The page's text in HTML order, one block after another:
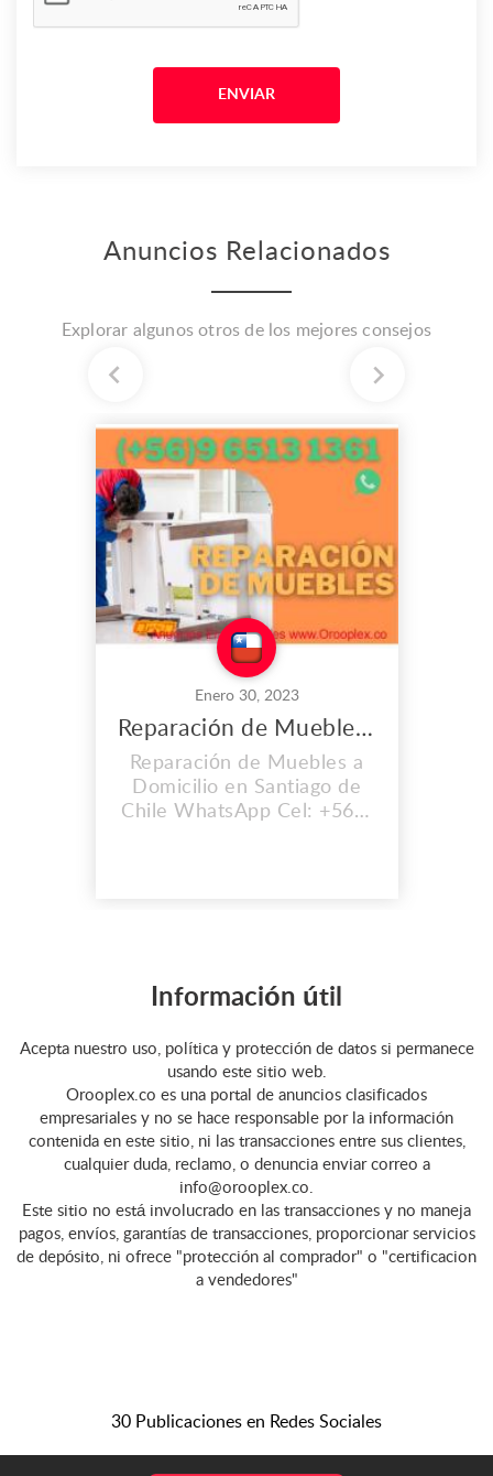
Anuncios Relacionados
Explorar algunos otros de los mejores consejos
Enero 30, 2023
Reparación de Muebles a Domicilio en Santiago de Chile
Reparación de Muebles a
Domicilio en Santiago de
Chile WhatsApp Cel: +56 9
madera Reparación de
muebles de Bares en
Madera Reparación de C...
Información útil
Acepta nuestro uso, política y protección de datos si permanece
usando este sitio web.
Orooplex.co es una portal de anuncios clasificados
empresariales y no se hace responsable por la información
contenida en este sitio, ni las transacciones entre sus clientes,
cualquier duda, reclamo, o denuncia enviar correo a
info@orooplex.co.
Este sitio no está involucrado en las transacciones y no maneja
pagos, envíos, garantías de transacciones, proporcionar servicios
de depósito, ni ofrece "protección al comprador" o "certificacion
a vendedores"
30 Publicaciones en Redes Sociales